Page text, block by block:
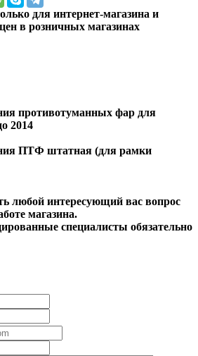
для интернет-магазина и
в розничных магазинах
противотуманных фар для
2014
ПТФ штатная (для рамки
любой интересующий вас вопрос
магазина.
специалисты обязательно